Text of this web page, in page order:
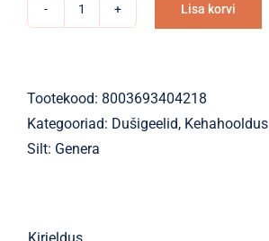
porgand
papaia
aloe
Lisa korvi
Alternative:
Tootekood: 8003693404218
Kategooriad: Dušigeelid, Kehahooldus
Silt: Genera